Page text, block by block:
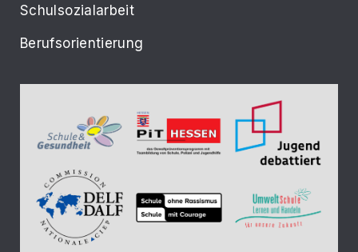
Schulsozialarbeit
Berufsorientierung